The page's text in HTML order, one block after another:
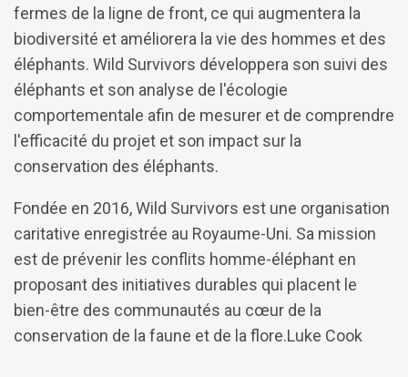
fermes de la ligne de front, ce qui augmentera la
biodiversité et améliorera la vie des hommes et des
éléphants. Wild Survivors développera son suivi des
éléphants et son analyse de l'écologie
comportementale afin de mesurer et de comprendre
l'efficacité du projet et son impact sur la
conservation des éléphants.
Fondée en 2016, Wild Survivors est une organisation
caritative enregistrée au Royaume-Uni. Sa mission
est de prévenir les conflits homme-éléphant en
proposant des initiatives durables qui placent le
bien-être des communautés au cœur de la
conservation de la faune et de la flore.Luke Cook